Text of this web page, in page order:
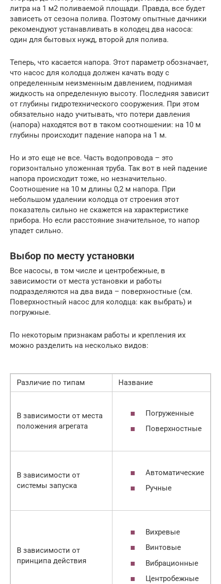
литра на 1 м2 поливаемой площади. Правда, все будет
зависеть от сезона полива. Поэтому опытные дачники
рекомендуют устанавливать в колодец два насоса:
один для бытовых нужд, второй для полива.
Теперь, что касается напора. Этот параметр обозначает,
что насос для колодца должен качать воду с
определенным неизменным давлением, поднимая
жидкость на определенную высоту. Последняя зависит
от глубины гидротехнического сооружения. При этом
обязательно надо учитывать, что потери давления
(напора) находятся вот в таком соотношении: на 10 м
глубины происходит падение напора на 1 м.
Но и это еще не все. Часть водопровода – это
горизонтально уложенная труба. Так вот в ней падение
напора происходит тоже, но незначительно.
Соотношение на 10 м длины 0,2 м напора. При
небольшом удалении колодца от строения этот
показатель сильно не скажется на характеристике
прибора. Но если расстояние значительное, то напор
упадет сильно.
Выбор по месту установки
Все насосы, в том числе и центробежные, в
зависимости от места установки и работы
подразделяются на два вида – поверхностные (см.
Поверхностный насос для колодца: как выбрать) и
погружные.
По некоторым признакам работы и крепления их
можно разделить на несколько видов:
Различие по типам Название
В зависимости от места
положения агрегата
Погруженные
Поверхностные
В зависимости от
системы запуска
Автоматические
Ручные
В зависимости от
принципа действия
Вихревые
Винтовые
Вибрационные
Центробежные